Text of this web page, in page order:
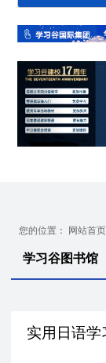
Previous
您的位置： 网站首页
学习谷图书馆
实用日语